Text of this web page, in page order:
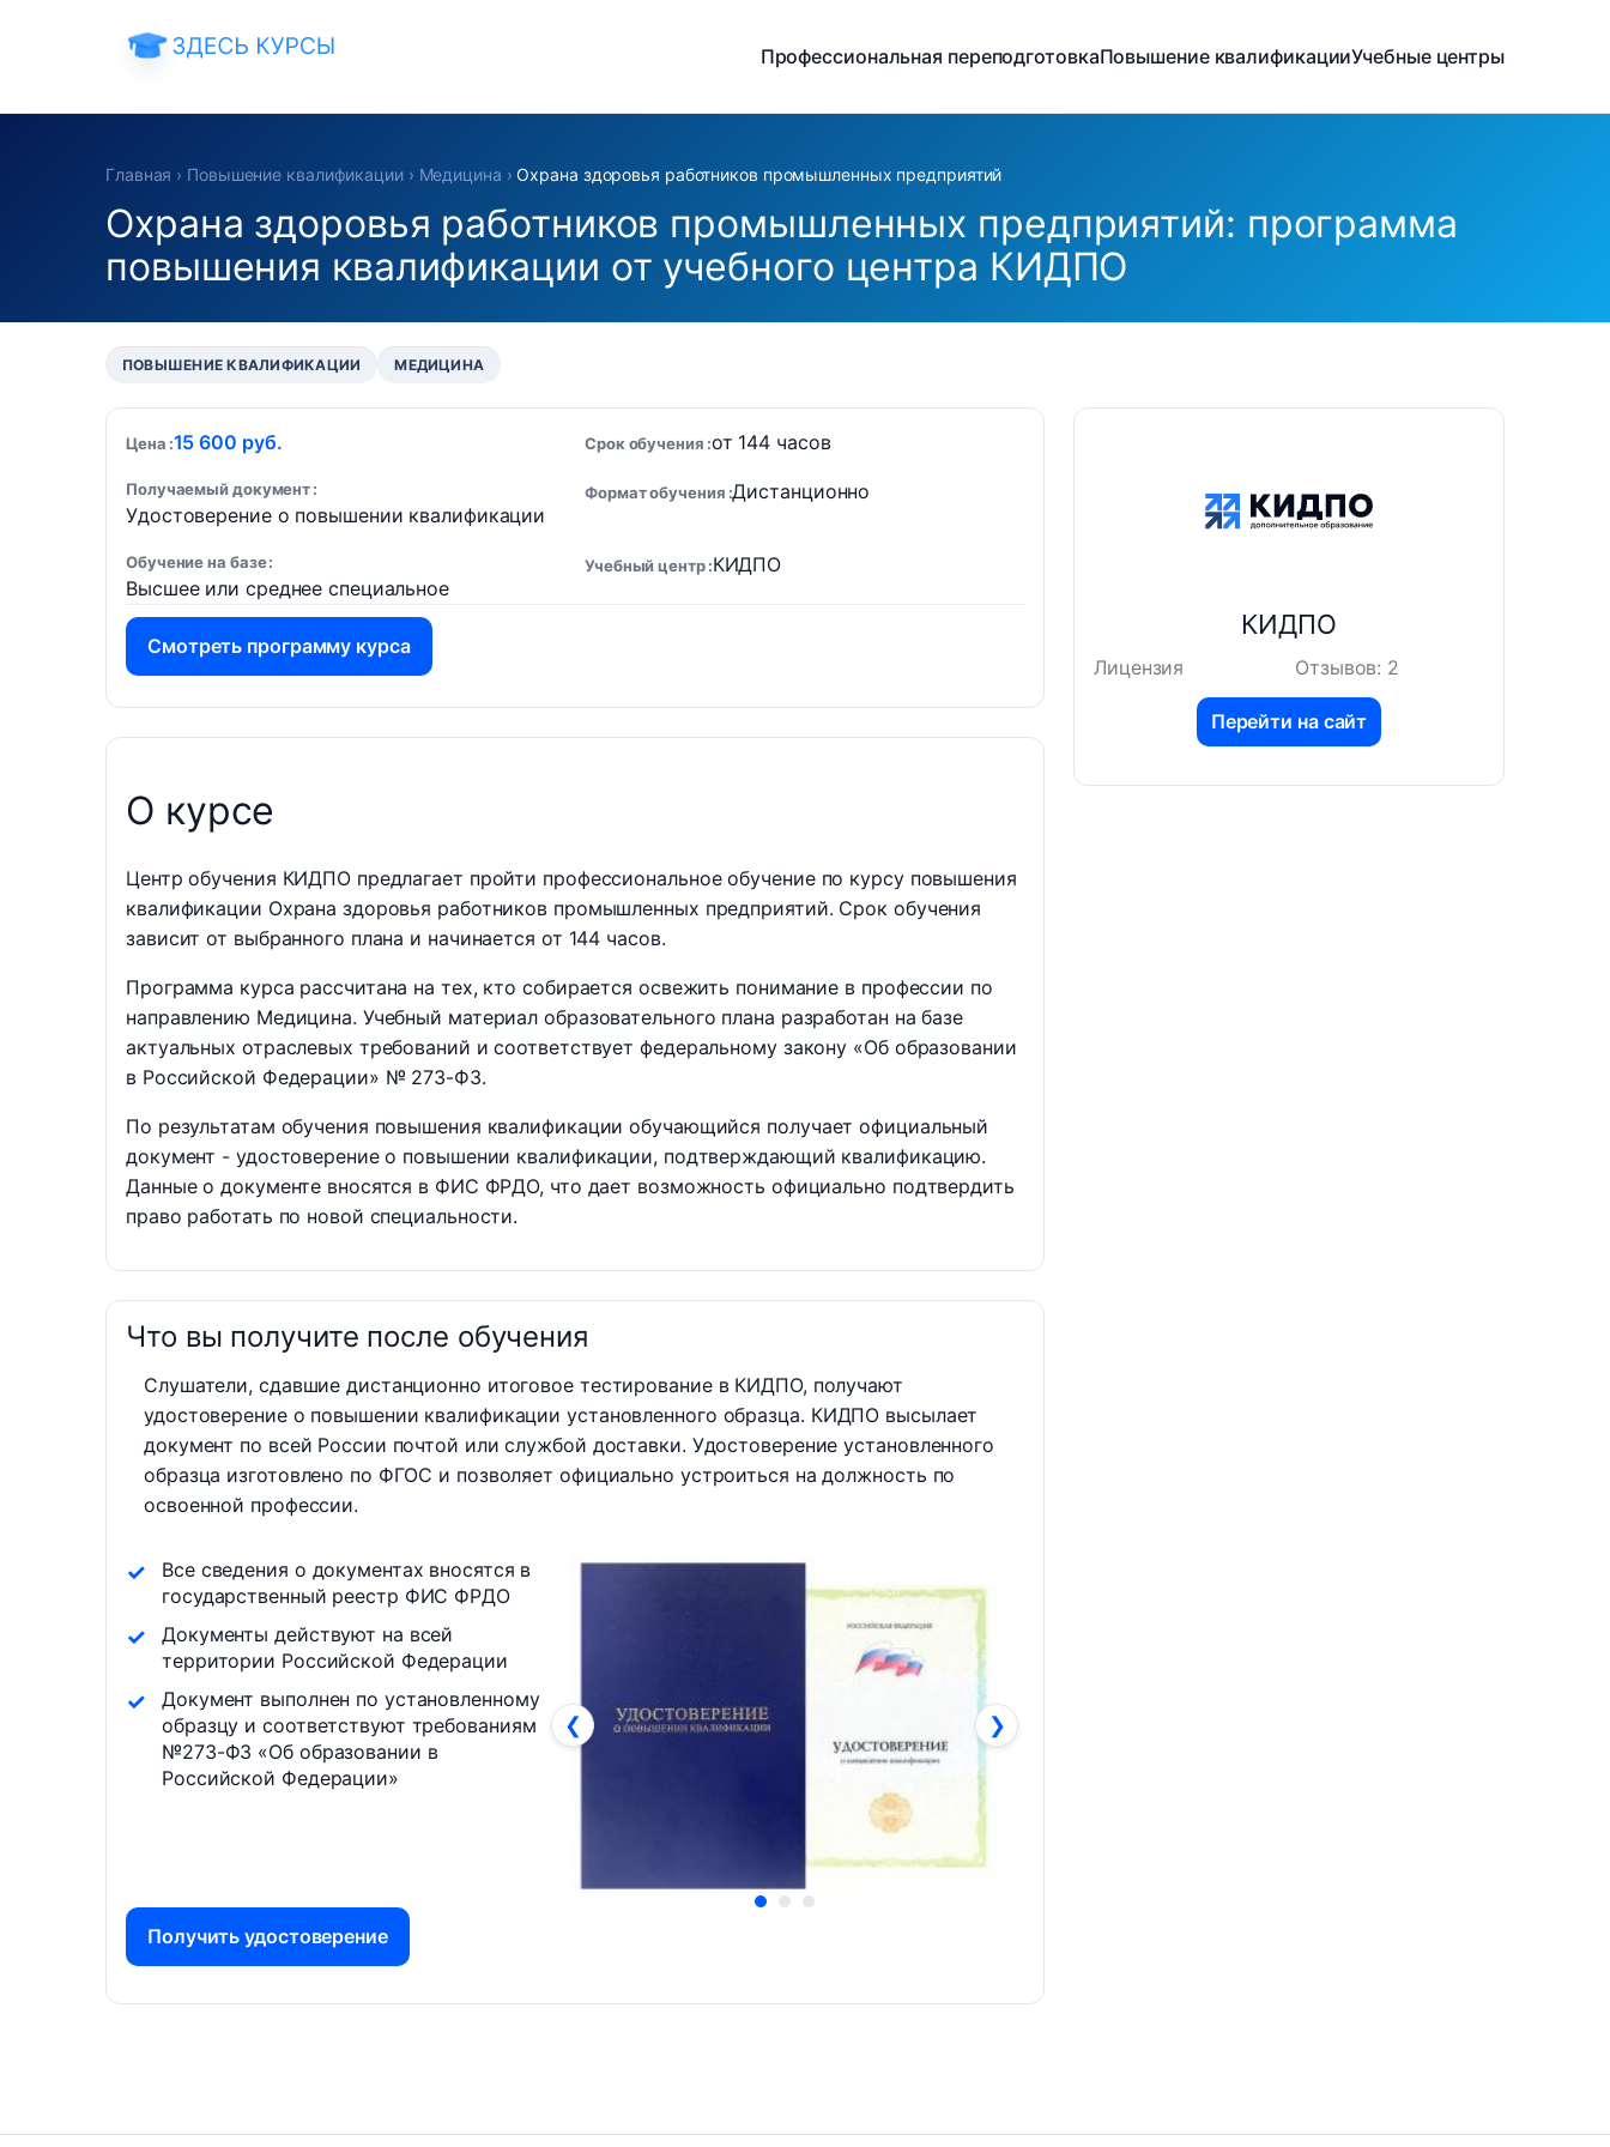
Профессиональная переподготовкаПовышение квалификацииУчебные центры
Главная › Повышение квалификации› Медицина ›Охрана здоровья работников промышленных предприятий
Охрана здоровья работников промышленных предприятий: программа
повышения квалификации от учебного центра КИДПО
ПОВЫШЕНИЕ КВАЛИФИКАЦИИ МЕДИЦИНА
Цена 15 600 руб. Срок обучения от 144 часов
Получаемый документ
Удостоверение о повышении квалификации
Формат обучения Дистанционно
Обучение на базе
Высшее или среднее специальное
Учебный центр КИДПО
Смотреть программу курса
О курсе
Центр обучения КИДПО предлагает пройти профессиональное обучение по курсу повышения
квалификации Охрана здоровья работников промышленных предприятий. Срок обучения
зависит от выбранного плана и начинается от 144 часов.
Программа курса рассчитана на тех, кто собирается освежить понимание в профессии по
направлению Медицина. Учебный материал образовательного плана разработан на базе
актуальных отраслевых требований и соответствует федеральному закону «Об образовании
в Российской Федерации» № 273-ФЗ.
По результатам обучения повышения квалификации обучающийся получает официальный
документ - удостоверение о повышении квалификации, подтверждающий квалификацию.
Данные о документе вносятся в ФИС ФРДО, что дает возможность официально подтвердить
право работать по новой специальности.
Что вы получите после обучения
Слушатели, сдавшие дистанционно итоговое тестирование в КИДПО, получают
удостоверение о повышении квалификации установленного образца. КИДПО высылает
документ по всей России почтой или службой доставки. Удостоверение установленного
образца изготовлено по ФГОС и позволяет официально устроиться на должность по
освоенной профессии.
Все сведения о документах вносятся в
государственный реестр ФИС ФРДО
Документы действуют на всей
территории Российской Федерации
Документ выполнен по установленному
образцу и соответствуют требованиям
№273-ФЗ «Об образовании в
Российской Федерации»
❮ ❯
Получить удостоверение
КИДПО
Лицензия Отзывов: 2
Перейти на сайт